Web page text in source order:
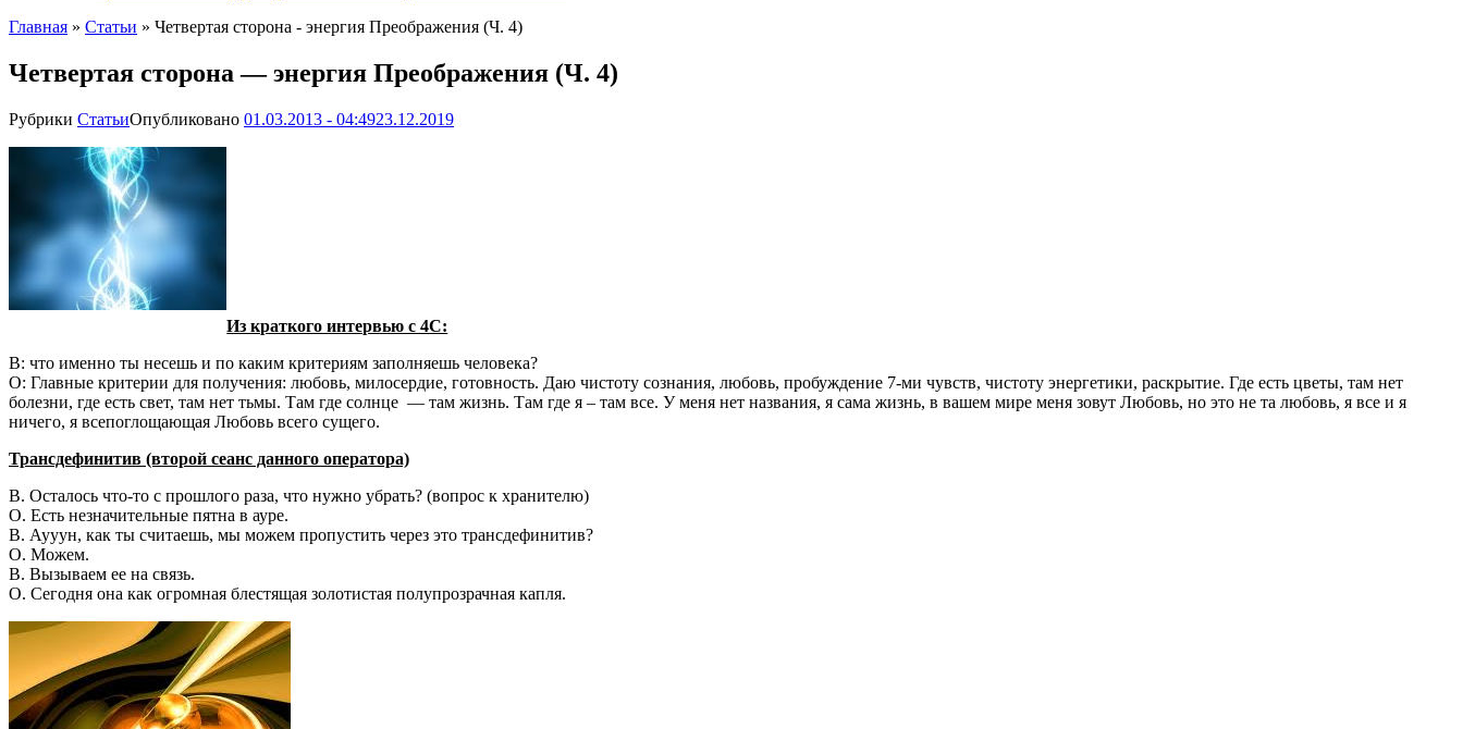
Главная » Статьи » Четвертая сторона - энергия Преображения (Ч. 4)
Четвертая сторона — энергия Преображения (Ч. 4)
Рубрики СтатьиОпубликовано 01.03.2013 - 04:4923.12.2019
Из краткого интервью с 4С:
В: что именно ты несешь и по каким критериям заполняешь человека?
О: Главные критерии для получения: любовь, милосердие, готовность. Даю чистоту сознания, любовь, пробуждение 7-ми чувств, чистоту энергетики, раскрытие. Где есть цветы, там нет
болезни, где есть свет, там нет тьмы. Там где солнце — там жизнь. Там где я – там все. У меня нет названия, я сама жизнь, в вашем мире меня зовут Любовь, но это не та любовь, я все и я
ничего, я всепоглощающая Любовь всего сущего.
Трансдефинитив (второй сеанс данного оператора)
В. Осталось что-то с прошлого раза, что нужно убрать? (вопрос к хранителю)
О. Есть незначительные пятна в ауре.
В. Аууун, как ты считаешь, мы можем пропустить через это трансдефинитив?
О. Можем.
В. Вызываем ее на связь.
О. Сегодня она как огромная блестящая золотистая полупрозрачная капля.